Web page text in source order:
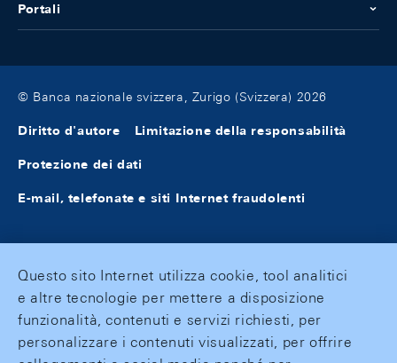
Portali
© Banca nazionale svizzera, Zurigo (Svizzera) 2026
Diritto d'autore Limitazione della responsabilità
Protezione dei dati
E-mail, telefonate e siti Internet fraudolenti
Questo sito Internet utilizza cookie, tool analitici
e altre tecnologie per mettere a disposizione
funzionalità, contenuti e servizi richiesti, per
personalizzare i contenuti visualizzati, per offrire